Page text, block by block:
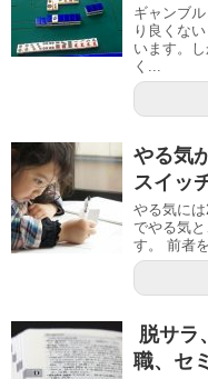
ギャンブ
り良くな
います。
く...
やる気
スイッ
やる気に
でやる気
す。 前者
脱サ
職、セ